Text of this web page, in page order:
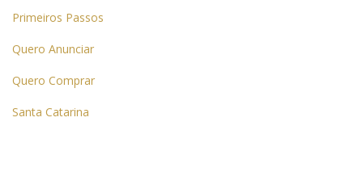
Primeiros Passos
Quero Anunciar
Quero Comprar
Santa Catarina